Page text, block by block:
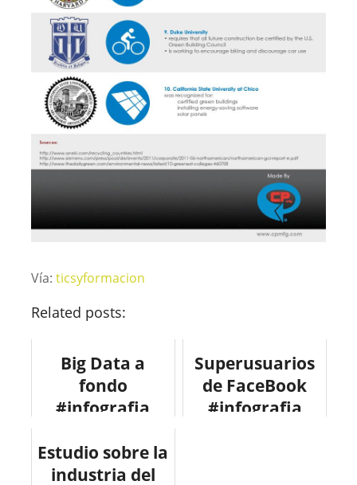
Vía: ticsyformacion
Related posts:
Big Data a
fondo
#infografia
Superusuarios
de FaceBook
#infografia
Estudio sobre la
industria del